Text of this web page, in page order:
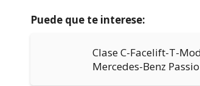
Puede que te interese:
Clase C-Facelift-T-
Mercedes-Benz